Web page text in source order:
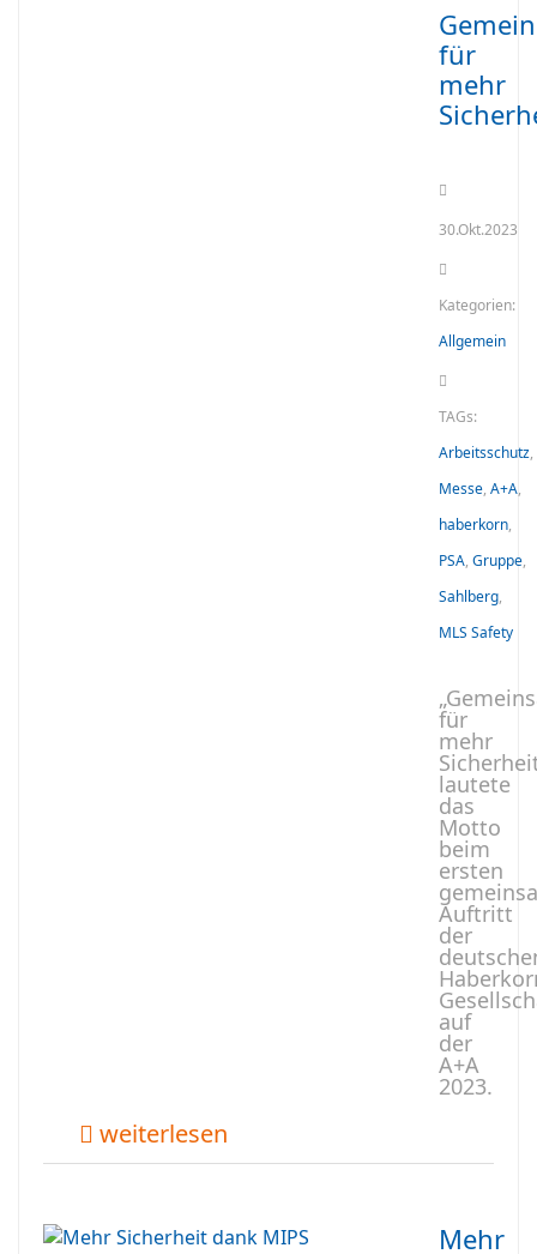
für
mehr
30.Okt.2023
Kategorien:
Allgemein
TAGs:
Arbeitsschutz,
Messe, A+A,
haberkorn,
PSA, Gruppe,
Sahlberg,
MLS Safety
für
mehr
lautete
das
Motto
beim
ersten
Auftritt
der
auf
der
A+A
2023.
weiterlesen
Mehr